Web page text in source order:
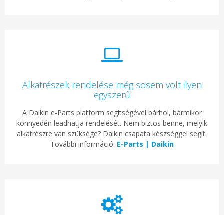
Alkatrészek rendelése még sosem volt ilyen
egyszerű
A Daikin e-Parts platform segítségével bárhol, bármikor
könnyedén leadhatja rendelését. Nem biztos benne, melyik
alkatrészre van szüksége? Daikin csapata készséggel segít.
További információ: E-Parts | Daikin